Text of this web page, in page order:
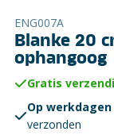
ENG007A
Blanke 20
ophangoog
Gratis
Op
verzonden